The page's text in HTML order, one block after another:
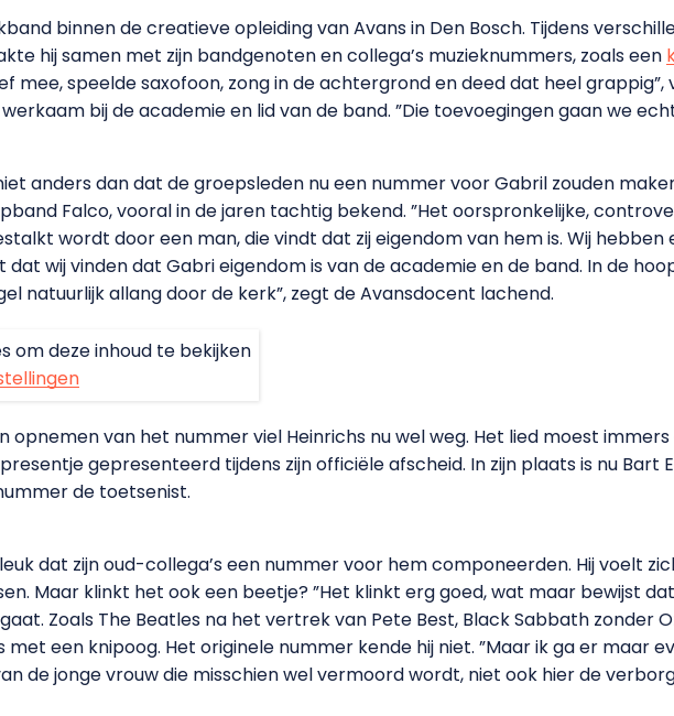
binnen de creatieve opleiding van Avans in Den Bosch. Tijdens
hij samen met zijn bandgenoten en collega’s muzieknummers, zoals een
mee, speelde saxofoon, zong in de achtergrond en deed dat heel grappig”,
bij de academie en lid van de band. ”Die toevoegingen gaan we
anders dan dat de groepsleden nu een nummer voor Gabril zouden
Falco, vooral in de jaren tachtig bekend. ”Het oorspronkelijke,
wordt door een man, die vindt dat zij eigendom van hem is. Wij hebben
wij vinden dat Gabri eigendom is van de academie en de band. In de
natuurlijk allang door de kerk”, zegt de Avansdocent lachend.
om deze inhoud te bekijken
opnemen van het nummer viel Heinrichs nu wel weg. Het lied moest
gepresenteerd tijdens zijn officiële afscheid. In zijn plaats is nu Bart
de toetsenist.
dat zijn oud-collega’s een nummer voor hem componeerden. Hij voelt
Maar klinkt het ook een beetje? ”Het klinkt erg goed, wat maar bewijst
Zoals The Beatles na het vertrek van Pete Best, Black Sabbath zonder
met een knipoog. Het originele nummer kende hij niet. ”Maar ik ga er maar
de jonge vrouw die misschien wel vermoord wordt, niet ook hier de